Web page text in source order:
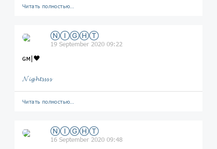
Читать полностью…
ⓃⒾⒼⒽⓉ
19 September 2020 09:22
ɢм|🖤
𝓝𝓲𝓰𝓱𝓽𝓼𝓼𝓼𝓼
Читать полностью…
ⓃⒾⒼⒽⓉ
16 September 2020 09:48